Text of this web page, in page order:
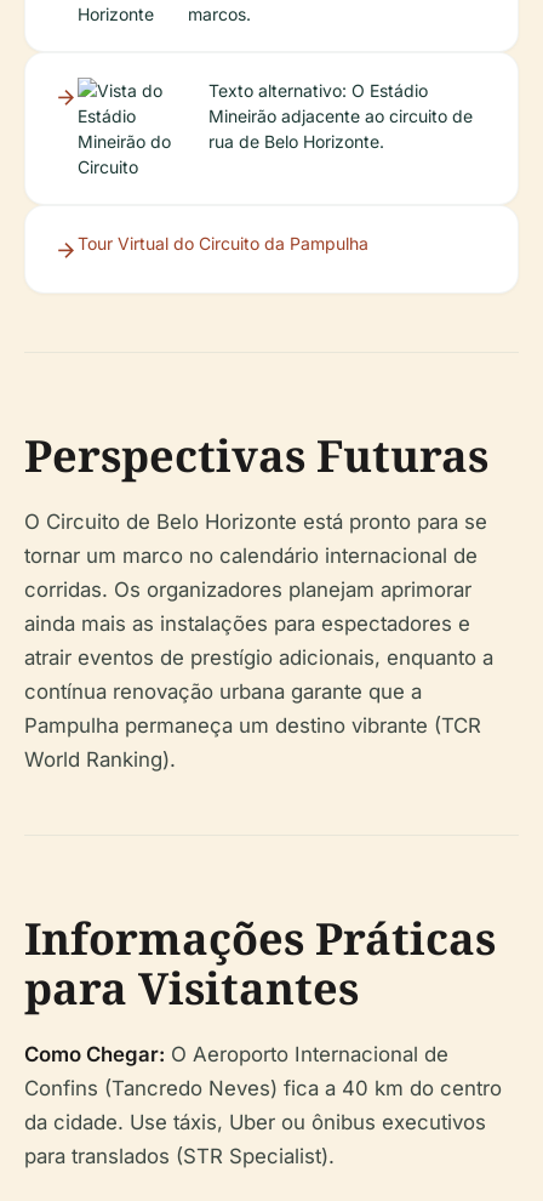
marcos.
Texto alternativo: O Estádio
Mineirão adjacente ao circuito de
rua de Belo Horizonte.
Tour Virtual do Circuito da Pampulha
Perspectivas Futuras
O Circuito de Belo Horizonte está pronto para se
tornar um marco no calendário internacional de
corridas. Os organizadores planejam aprimorar
ainda mais as instalações para espectadores e
atrair eventos de prestígio adicionais, enquanto a
contínua renovação urbana garante que a
Pampulha permaneça um destino vibrante (TCR
World Ranking).
Informações Práticas
para Visitantes
Como Chegar: O Aeroporto Internacional de
Confins (Tancredo Neves) fica a 40 km do centro
da cidade. Use táxis, Uber ou ônibus executivos
para translados (STR Specialist).